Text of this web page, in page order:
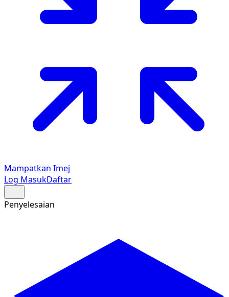
Mampatkan Imej
Log MasukDaftar
Penyelesaian